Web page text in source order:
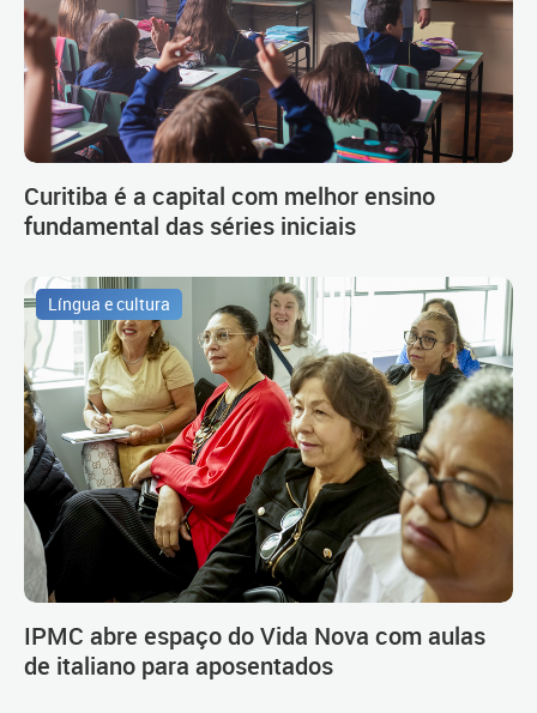
Curitiba é a capital com melhor ensino
fundamental das séries iniciais
Língua e cultura
IPMC abre espaço do Vida Nova com aulas
de italiano para aposentados